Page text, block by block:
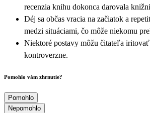
recenzia knihu dokonca darovala
Déj sa občas vracia na začiatok a
medzi situáciami, čo môže niekomu
Niektoré postavy môžu čitateľa
kontroverzne.
Pomohlo vám zhrnutie?
Pomohlo
Nepomohlo